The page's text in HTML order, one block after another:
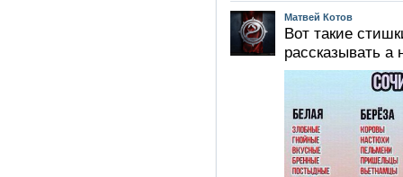
Матвей Котов
Вот такие
рассказывать а